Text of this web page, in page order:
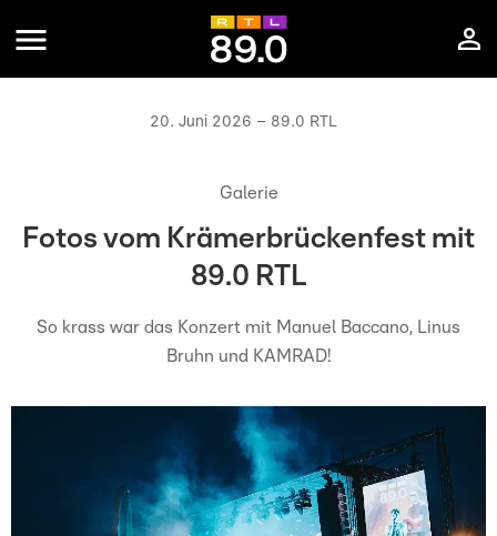
20. Juni 2026 – 89.0 RTL
Galerie
Fotos vom Krämerbrückenfest mit
89.0 RTL
So krass war das Konzert mit Manuel Baccano, Linus
Bruhn und KAMRAD!